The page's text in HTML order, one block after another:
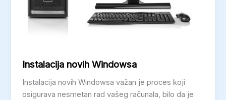
Instalacija novih Windowsa
Instalacija novih Windowsa važan je proces koji
osigurava nesmetan rad vašeg računala, bilo da je